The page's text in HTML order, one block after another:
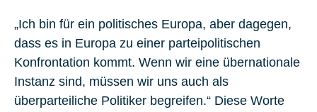
„Ich bin für ein politisches Europa, aber dagegen,
dass es in Europa zu einer parteipolitischen
Konfrontation kommt. Wenn wir eine übernationale
Instanz sind, müssen wir uns auch als
überparteiliche Politiker begreifen.“ Diese Worte